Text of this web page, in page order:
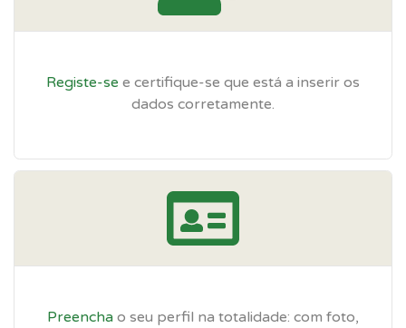
Registe-se e certifique-se que está a inserir os
dados corretamente.
Preencha o seu perfil na totalidade: com foto,